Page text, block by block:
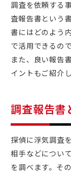
調査を依頼する
査報告書という
書にはどのよう
で活用できるの
また、良い報告
イントもご紹介し
調査報告書
探偵に浮気調査
相手などについ
を調べます。そ